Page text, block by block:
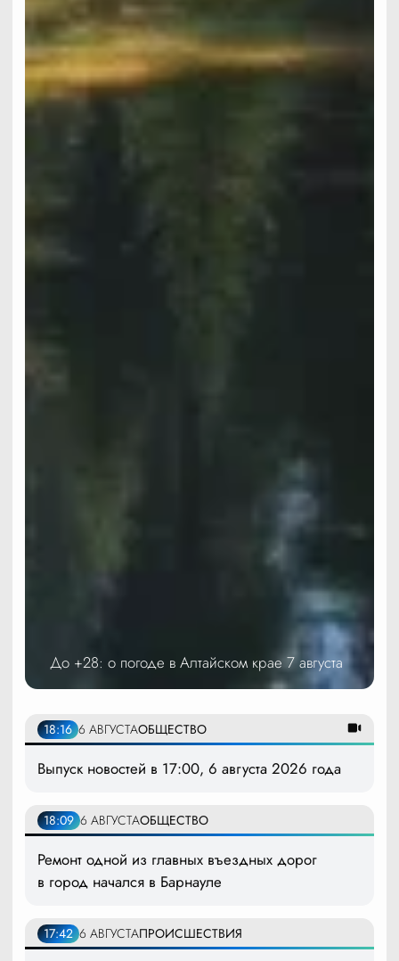
До +28: о погоде в Алтайском крае 7 августа
18:16 6 АВГУСТАОБЩЕСТВО
Выпуск новостей в 17:00, 6 августа 2026 года
18:09 6 АВГУСТАОБЩЕСТВО
Ремонт одной из главных въездных дорог
в город начался в Барнауле
17:42 6 АВГУСТАПРОИСШЕСТВИЯ